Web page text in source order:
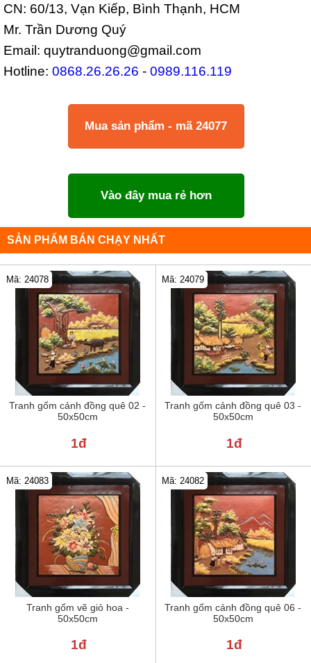
CN: 60/13, Vạn Kiếp, Bình Thạnh, HCM
Mr. Trần Dương Quý
Email: quytranduong@gmail.com
Hotline: 0868.26.26.26 - 0989.116.119
Mua sản phẩm - mã 24077
Vào đây mua rẻ hơn
SẢN PHẨM BÁN CHẠY NHẤT
Tranh gốm cảnh đồng quê 02 -
50x50cm
Mã: 24078
1đ
Tranh gốm cảnh đồng quê 03 -
50x50cm
Mã: 24079
1đ
Tranh gốm vẽ giỏ hoa -
50x50cm
Mã: 24083
1đ
Tranh gốm cảnh đồng quê 06 -
50x50cm
Mã: 24082
1đ